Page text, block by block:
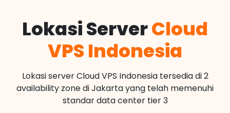
Lokasi ServerCloud
VPS Indonesia
Lokasi server Cloud VPS Indonesia tersedia di 2
availability zone di Jakarta yang telah memenuhi
standar data center tier 3